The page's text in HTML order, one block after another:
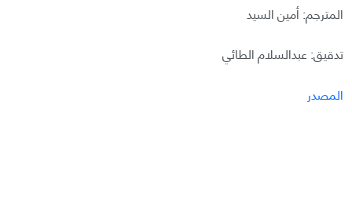
المترجم: أمين السيد
تدقيق: عبدالسلام الطائي
المصدر